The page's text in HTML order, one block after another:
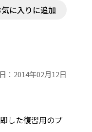
に入りに追加
： 2014年02月12日
した復習用のプ